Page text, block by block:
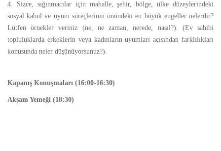
4. Sizce, sığınmacılar için mahalle, şehir, bölge, ülke düzeylerindeki
sosyal kabul ve uyum süreçlerinin önündeki en büyük engeller nelerdir?
Lütfen örnekler veriniz (ne, ne zaman, nerede, nasıl?). (Ev sahibi
topluluklarda erkeklerin veya kadınların uyumları açısından farklılıkları
konusunda neler düşünüyorsunuz?).
Kapanış Konuşmaları (16:00-16:30)
Akşam Yemeği (18:30)